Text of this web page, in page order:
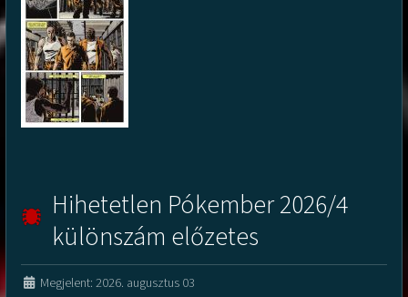
Hihetetlen Pókember 2026/4
különszám előzetes
Megjelent: 2026. augusztus 03